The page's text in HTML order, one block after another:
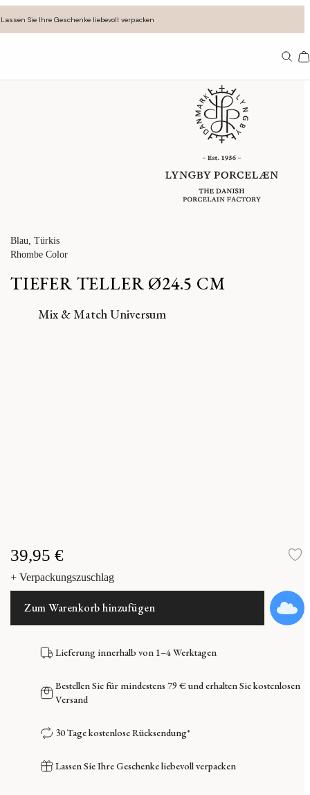
Lassen Sie Ihre Geschenke liebevoll verpacken
Blau, Türkis
Rhombe Color
TIEFER TELLER Ø24.5 CM
Mix & Match Universum
39,95 €
+ Verpackungszuschlag
Zum Warenkorb hinzufügen
Lieferung innerhalb von 1–4 Werktagen
Bestellen Sie für mindestens 79 € und erhalten Sie kostenlosen
Versand
30 Tage kostenlose Rücksendung*
Lassen Sie Ihre Geschenke liebevoll verpacken